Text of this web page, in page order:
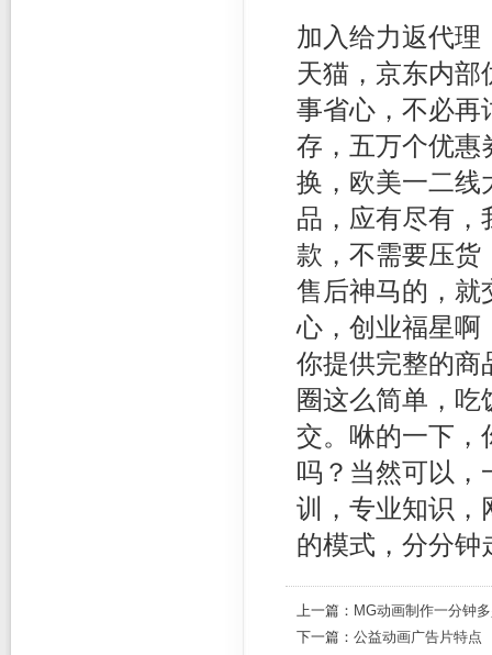
加入给力返代理
天猫，京东内部
事省心，不必再
存，五万个优惠
换，欧美一二线
品，应有尽有，
款，不需要压货
售后神马的，就
心，创业福星啊
你提供完整的商
圈这么简单，
交。咻的一下，
吗？当然可以，
训，专业知识，
的模式，分分钟
上一篇： MG动画制作一分钟
下一篇： 公益动画广告片特点